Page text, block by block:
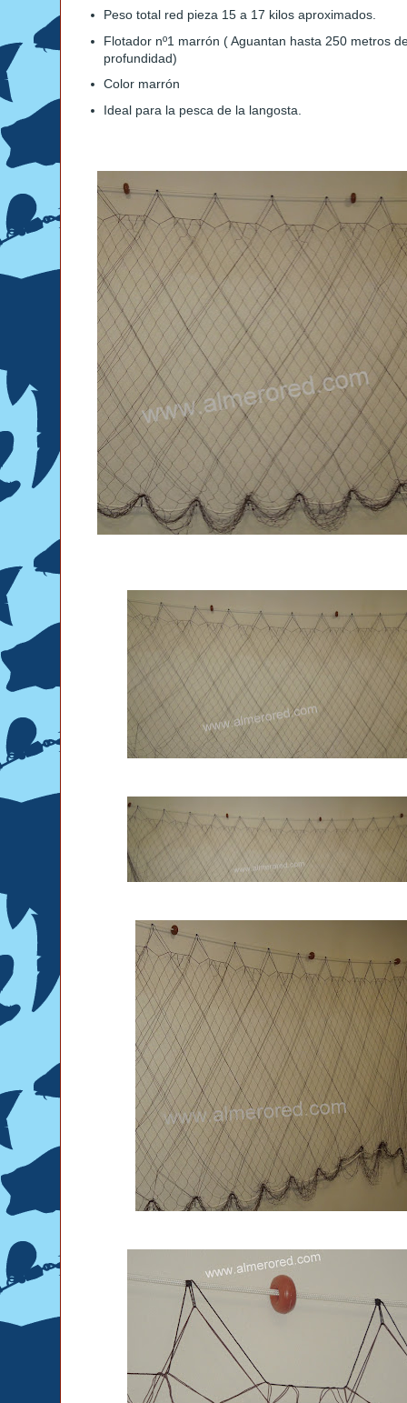
Peso total red pieza 15 a 17 kilos aproximados.
Flotador nº1 marrón ( Aguantan hasta 250 metros
profundidad)
Color marrón
Ideal para la pesca de la langosta.